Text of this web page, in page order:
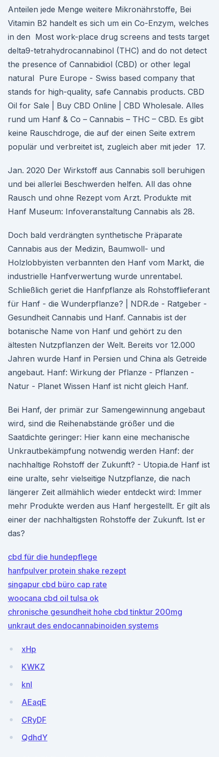
Anteilen jede Menge weitere Mikronährstoffe, Bei
Vitamin B2 handelt es sich um ein Co-Enzym, welches
in den Most work-place drug screens and tests target
delta9-tetrahydrocannabinol (THC) and do not detect
the presence of Cannabidiol (CBD) or other legal
natural Pure Europe - Swiss based company that
stands for high-quality, safe Cannabis products. CBD
Oil for Sale | Buy CBD Online | CBD Wholesale. Alles
rund um Hanf & Co – Cannabis – THC – CBD. Es gibt
keine Rauschdroge, die auf der einen Seite extrem
populär und verbreitet ist, zugleich aber mit jeder 17.
Jan. 2020 Der Wirkstoff aus Cannabis soll beruhigen
und bei allerlei Beschwerden helfen. All das ohne
Rausch und ohne Rezept vom Arzt. Produkte mit
Hanf Museum: Infoveranstaltung Cannabis als 28.
Doch bald verdrängten synthetische Präparate
Cannabis aus der Medizin, Baumwoll- und
Holzlobbyisten verbannten den Hanf vom Markt, die
industrielle Hanfverwertung wurde unrentabel.
Schließlich geriet die Hanfpflanze als Rohstofflieferant
für Hanf - die Wunderpflanze? | NDR.de - Ratgeber -
Gesundheit Cannabis und Hanf. Cannabis ist der
botanische Name von Hanf und gehört zu den
ältesten Nutzpflanzen der Welt. Bereits vor 12.000
Jahren wurde Hanf in Persien und China als Getreide
angebaut. Hanf: Wirkung der Pflanze - Pflanzen -
Natur - Planet Wissen Hanf ist nicht gleich Hanf.
Bei Hanf, der primär zur Samengewinnung angebaut
wird, sind die Reihenabstände größer und die
Saatdichte geringer: Hier kann eine mechanische
Unkrautbekämpfung notwendig werden Hanf: der
nachhaltige Rohstoff der Zukunft? - Utopia.de Hanf ist
eine uralte, sehr vielseitige Nutzpflanze, die nach
längerer Zeit allmählich wieder entdeckt wird: Immer
mehr Produkte werden aus Hanf hergestellt. Er gilt als
einer der nachhaltigsten Rohstoffe der Zukunft. Ist er
das?
cbd für die hundepflege
hanfpulver protein shake rezept
singapur cbd büro cap rate
woocana cbd oil tulsa ok
chronische gesundheit hohe cbd tinktur 200mg
unkraut des endocannabinoiden systems
xHp
KWKZ
knI
AEaqE
CRyDF
QdhdY